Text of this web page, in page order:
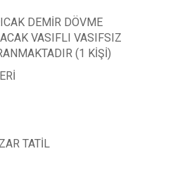
DEMİR DÖVME
VASIFLI VASIFSIZ
(1 KİŞİ)
TATİL